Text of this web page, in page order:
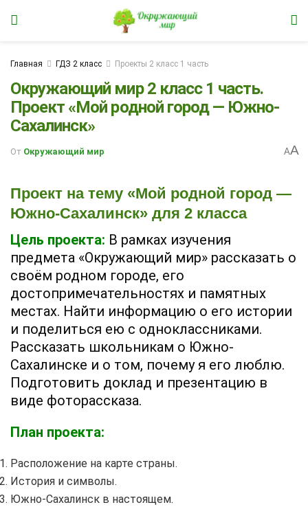
Главная ГДЗ 2 класс Проекты 2 класс 1 часть
Окружающий мир 2 класс 1 часть.
Проект «Мой родной город — Южно-
Сахалинск»
От Окружающий мир AA
Проект на тему «Мой родной город —
Южно-Сахалинск» для 2 класса
Цель проекта: В рамках изучения
предмета «Окружающий мир» рассказать о
своём родном городе, его
достопримечательностях и памятных
местах. Найти информацию о его истории
и поделиться ею с одноклассниками.
Рассказать школьникам о Южно-
Сахалинске и о том, почему я его люблю.
Подготовить доклад и презентацию в
виде фоторассказа.
План проекта:
Расположение на карте страны.
История и символы.
Южно-Сахалинск в настоящем.